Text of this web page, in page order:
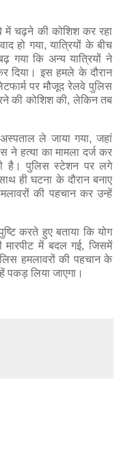
में चढ़ने की कोशिश कर रहा
हो गया, यात्रियों के बीच
गया कि अन्य यात्रियों ने
दिया। इस हमले के दौरान
पर मौजूद रेलवे पुलिस
की कोशिश की, लेकिन तब
ले जाया गया, जहां
ने हत्या का मामला दर्ज कर
है। पुलिस स्टेशन पर लगे
ही घटना के दौरान बनाए
की पहचान कर उन्हें
करते हुए बताया कि योग
में बदल गई, जिसमें
हमलावरों की पहचान के
पकड़ लिया जाएगा।